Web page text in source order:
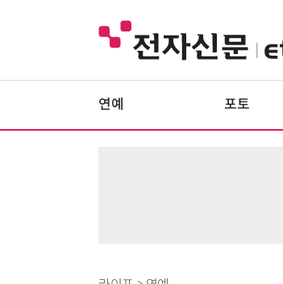
연예 포토